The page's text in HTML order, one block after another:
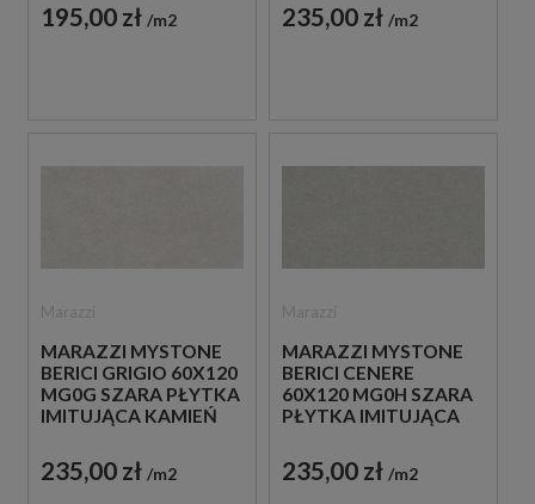
195,00 zł m2 235,00 zł m2
MARAZZI MYSTONE
BERICI GRIGIO 60X120
MG0G SZARA PŁYTKA
IMITUJĄCA KAMIEŃ
235,00 zł m2
MARAZZI MYSTONE
BERICI CENERE
60X120 MG0H SZARA
PŁYTKA IMITUJĄCA
235,00 zł m2